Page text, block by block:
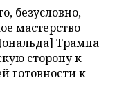
безусловно,
мастерство
Трампа
сторону к
готовности к